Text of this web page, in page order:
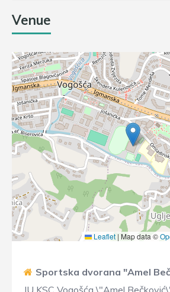
Venue
Leaflet | Map data ©
Sportska dvorana "Amel
JU KSC Vogošća \"Amel